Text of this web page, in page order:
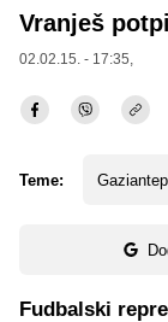
Vranješ
02.02.15. - 17:35,
Teme:
Fudbalski